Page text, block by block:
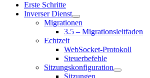
Erste Schritte
Inverser Dienst
Migrationen
3.5 – Migrationsleitfaden
Echtzeit
WebSocket-Protokoll
Steuerbefehle
Sitzungskonfiguration